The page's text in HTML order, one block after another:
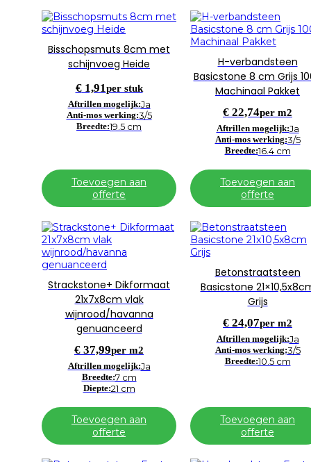
Bisschopsmuts 8cm met
schijnvoeg Heide
€1,91per stuk
Aftrillen mogelijk:Ja
Anti-mos werking:3/5
Breedte:19.5 cm
Toevoegen aan
offerte
H-verbandsteen
Basicstone 8 cm Grijs
Machinaal Pakket
€ 22,74per m2
Aftrillen mogelijk:Ja
Anti-mos werking:3/5
Breedte:16.4 cm
Toevoegen aan
offerte
Strackstone+ Dikformaat
21x7x8cm vlak
wijnrood/havanna
genuanceerd
€ 37,99per m2
Aftrillen mogelijk:Ja
Breedte:7 cm
Diepte:21 cm
Toevoegen aan
offerte
Betonstraatsteen
Basicstone
Grijs
€ 24,07per m2
Aftrillen mogelijk:Ja
Anti-mos werking:3/5
Breedte:10.5 cm
Toevoegen aan
offerte